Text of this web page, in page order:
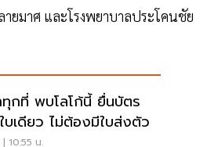
ยมาศ และโรงพยาบาลประโคนชัย
กที่ พบโลโก้นี้ ยื่นบัตร
บเดียว ไม่ต้องมีใบส่งตัว
| 10:55 น.